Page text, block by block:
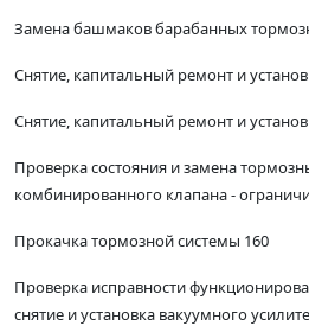
Замена башмаков барабанных
Снятие, капитальный ремонт и
Снятие, капитальный ремонт и
Проверка состояния и замена
комбинированного клапана -
Прокачка тормозной системы 160
Проверка исправности
снятие и установка вакуумного